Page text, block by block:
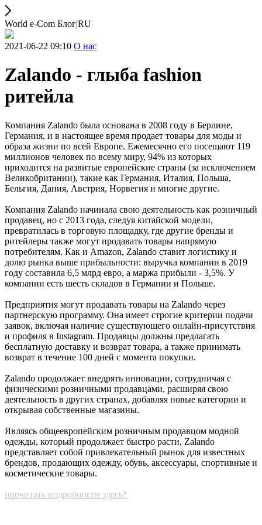
World e-Com Блог|RU
2021-06-22 09:10 О нас
Zalando - глыба fashion
ритейла
Компания Zalando была основана в 2008 году в Берлине,
Германия, и в настоящее время продает товары для моды и
образа жизни по всей Европе. Ежемесячно его посещают 119
миллионов человек по всему миру, 94% из которых
приходится на развитые европейские страны (за исключением
Великобритании), такие как Германия, Италия, Польша,
Бельгия, Дания, Австрия, Норвегия и многие другие.
Компания Zalando начинала свою деятельность как розничный
продавец, но с 2013 года, следуя китайской модели,
превратилась в торговую площадку, где другие бренды и
ритейлеры также могут продавать товары напрямую
потребителям. Как и Amazon, Zalando ставит логистику и
долю рынка выше прибыльности: выручка компании в 2019
году составила 6,5 млрд евро, а маржа прибыли - 3,5%. У
компании есть шесть складов в Германии и Польше.
Предприятия могут продавать товары на Zalando через
партнерскую программу. Она имеет строгие критерии подачи
заявок, включая наличие существующего онлайн-присутствия
и профиля в Instagram. Продавцы должны предлагать
бесплатную доставку и возврат товара, а также принимать
возврат в течение 100 дней с момента покупки.
Zalando продолжает внедрять инновации, сотрудничая с
физическими розничными продавцами, расширяя свою
деятельность в других странах, добавляя новые категории и
открывая собственные магазины.
Являясь общеевропейским розничным продавцом модной
одежды, который продолжает быстро расти, Zalando
представляет собой привлекательный рынок для известных
брендов, продающих одежду, обувь, аксессуары, спортивные и
косметические товары.
прочитать подробности здесь*